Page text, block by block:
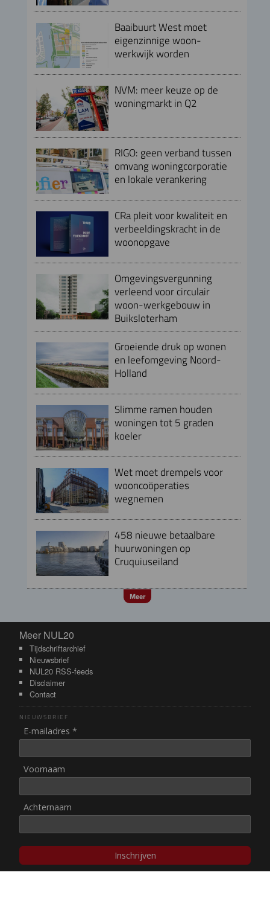
Baaibuurt West moet
eigenzinnige woon-
werkwijk worden
NVM: meer keuze op de
woningmarkt in Q2
RIGO: geen verband tussen
omvang woningcorporatie
en lokale verankering
CRa pleit voor kwaliteit en
verbeeldingskracht in de
woonopgave
Omgevingsvergunning
verleend voor circulair
woon-werkgebouw in
Buiksloterham
Groeiende druk op wonen
en leefomgeving Noord-
Holland
Slimme ramen houden
woningen tot 5 graden
koeler
Wet moet drempels voor
wooncoöperaties
wegnemen
458 nieuwe betaalbare
huurwoningen op
Cruquiuseiland
Meer
Meer NUL20
Meer NUL20
Tijdschriftarchief
Nieuwsbrief
NUL20 RSS-feeds
Disclaimer
Contact
NIEUWSBRIEF
E-mailadres *
Voornaam
Achternaam
Inschrijven